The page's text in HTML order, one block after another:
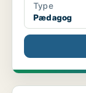
Type
Pædagog